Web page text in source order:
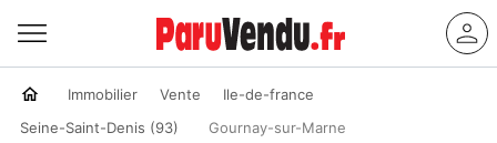
Immobilier Vente
Ile-de-france
Seine-Saint-Denis (93)
Gournay-sur-Marne